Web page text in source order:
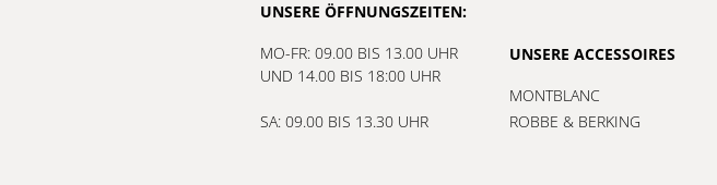
UNSERE ÖFFNUNGSZEITEN:
MO-FR: 09.00 BIS 13.00 UHR
UND 14.00 BIS 18:00 UHR
SA: 09.00 BIS 13.30 UHR
UNSERE ACCESSOIRES
MONTBLANC
ROBBE & BERKING